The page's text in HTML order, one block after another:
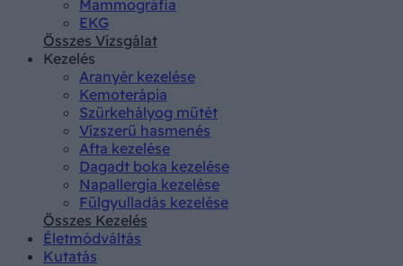
Mammográfia
EKG
Összes Vizsgálat
Kezelés
Aranyér kezelése
Kemoterápia
Szürkehályog műtét
Vízszerű hasmenés
Afta kezelése
Dagadt boka kezelése
Napallergia kezelése
Fülgyulladás kezelése
Összes Kezelés
Életmódváltás
Kutatás